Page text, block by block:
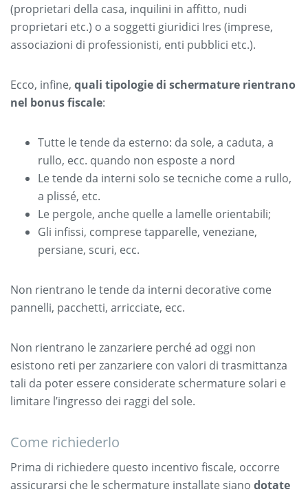
(proprietari della casa, inquilini in affitto, nudi
proprietari etc.) o a soggetti giuridici Ires (imprese,
associazioni di professionisti, enti pubblici etc.).
Ecco, infine, quali tipologie di schermature rientrano
nel bonus fiscale:
Tutte le tende da esterno: da sole, a caduta, a
rullo, ecc. quando non esposte a nord
Le tende da interni solo se tecniche come a rullo,
a plissé, etc.
Le pergole, anche quelle a lamelle orientabili;
Gli infissi, comprese tapparelle, veneziane,
persiane, scuri, ecc.
Non rientrano le tende da interni decorative come
pannelli, pacchetti, arricciate, ecc.
Non rientrano le zanzariere perché ad oggi non
esistono reti per zanzariere con valori di trasmittanza
tali da poter essere considerate schermature solari e
limitare l’ingresso dei raggi del sole.
Come richiederlo
Prima di richiedere questo incentivo fiscale, occorre
assicurarsi che le schermature installate siano dotate